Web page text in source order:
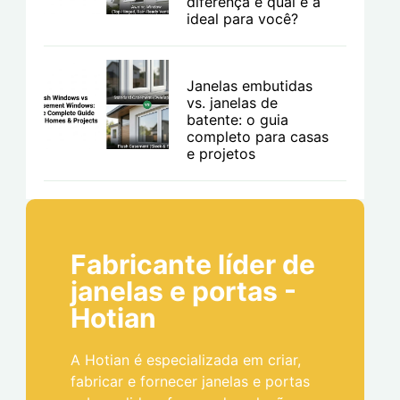
ideal para você?
Janelas embutidas
vs. janelas de
batente: o guia
completo para casas
e projetos
Fabricante líder de
janelas e portas -
Hotian
A Hotian é especializada em criar,
fabricar e fornecer janelas e portas